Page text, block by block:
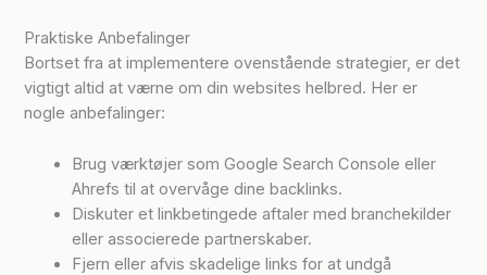
Praktiske Anbefalinger
Bortset fra at implementere ovenstående strategier, er det
vigtigt altid at værne om din websites helbred. Her er
nogle anbefalinger:
Brug værktøjer som Google Search Console eller
Ahrefs til at overvåge dine backlinks.
Diskuter et linkbetingede aftaler med branchekilder
eller associerede partnerskaber.
Fjern eller afvis skadelige links for at undgå